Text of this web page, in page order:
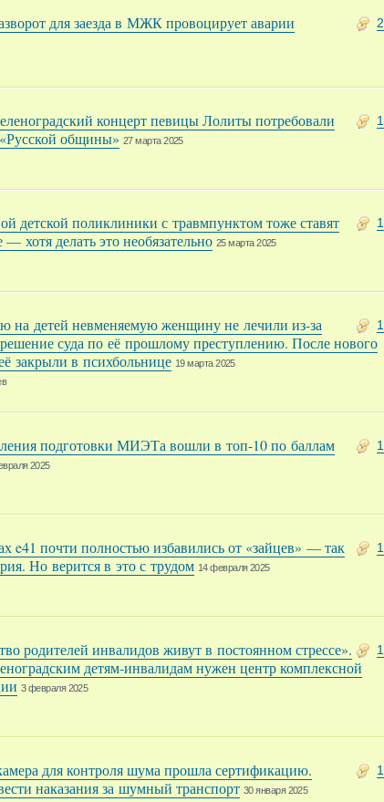
2
для заезда в МЖК провоцирует аварии
1
концерт певицы Лолиты потребовали
общины» 27 марта 2025
1
детской поликлиники с травмпунктом тоже ставят
хотя делать это необязательно 25 марта 2025
1
на детей невменяемую женщину не лечили из-за
суда по её прошлому преступлению. После нового
закрыли в психбольнице 19 марта 2025
1
подготовки МИЭТа вошли в топ-10 по баллам
2025
1
e41 почти полностью избавились от «зайцев» — так
Но верится в это с трудом 14 февраля 2025
1
родителей инвалидов живут в постоянном стрессе».
детям-инвалидам нужен центр комплексной
3 февраля 2025
1
для контроля шума прошла сертификацию.
наказания за шумный транспорт 30 января 2025